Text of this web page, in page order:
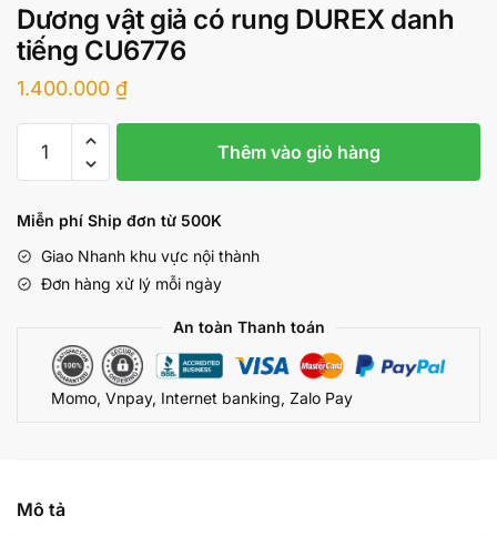
Dương vật giả có rung DUREX danh
tiếng CU6776
1.400.000 ₫
có
DUREX
danh
CU6776
lượng
Thêm vào giỏ hàng
Miễn phí Ship đơn từ 500K
Giao Nhanh khu vực nội thành
Đơn hàng xử lý mỗi ngày
An toàn Thanh toán
Momo, Vnpay, Internet banking, Zalo Pay
Mô tả